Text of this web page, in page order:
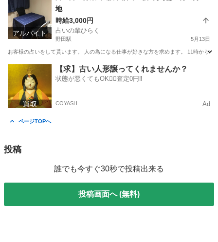
アルバイト
地
時給3,000円
占いの輩ひらく
野田駅 5月13日
お客様の占いをして貰います。 人の為になる仕事が好きな方を求めます。 11時から
野田駅 その他 大阪 大阪市 福島駅
その他
【求】古い人形譲ってくれませんか？
状態が悪くてもOK🙆‍♀️査定0円‼️
COYASH Ad
ページTOPへ
投稿
誰でも今すぐ30秒で投稿出来る
投稿画面へ (無料)